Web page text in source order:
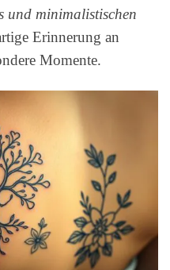
und minimalistischen
Erinnerung an
Momente.